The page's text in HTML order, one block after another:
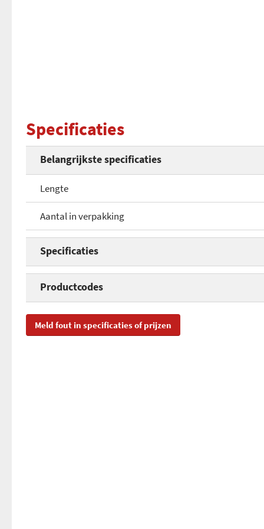
Specificaties
Belangrijkste specificaties
Lengte
Aantal in verpakking
Specificaties
Lengte
Productcodes
SKU
Meld fout in specificaties of prijzen